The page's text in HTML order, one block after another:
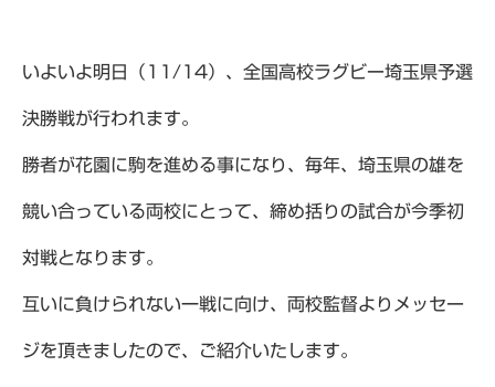
いよいよ明日（11/14）、全国高校ラグビー埼玉県予選
決勝戦が行われます。
勝者が花園に駒を進める事になり、毎年、埼玉県の雄を
競い合っている両校にとって、締め括りの試合が今季初
対戦となります。
互いに負けられない一戦に向け、両校監督よりメッセー
ジを頂きましたので、ご紹介いたします。